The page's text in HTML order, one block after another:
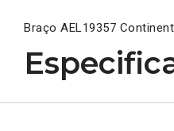
Braço AEL19357